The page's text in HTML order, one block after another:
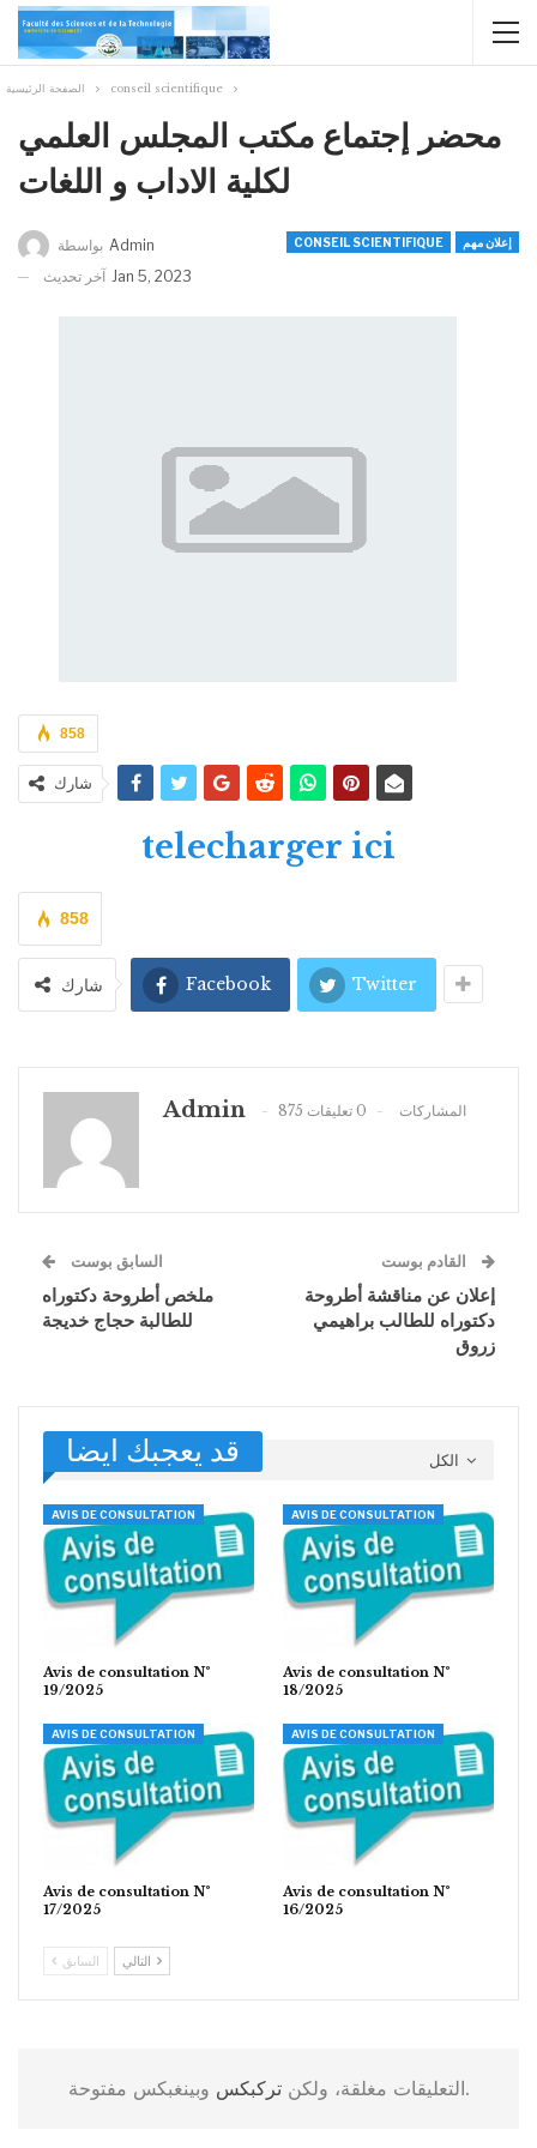
الصفحة الرئيسية conseil scientifique
محضر إجتماع مكتب المجلس العلمي
لكلية الاداب و اللغات
CONSEIL SCIENTIFIQUE إعلان مهم
Admin
Jan 5, 2023
858
شارك
telecharger ici
858
شارك Facebook Twitter
Admin 875 المشاركات 0 تعليقات
السابق بوست
ملخص أطروحة دكتوراه
للطالبة حجاج خديجة
إعلان عن مناقشة أطروحة
دكتوراه للطالب براهيمي
زروق
قد يعجبك ايضا
AVIS DE CONSULTATION
Avis de consultation N°
19/2025
AVIS DE CONSULTATION
Avis de consultation N°
18/2025
AVIS DE CONSULTATION
Avis de consultation N°
17/2025
AVIS DE CONSULTATION
Avis de consultation N°
16/2025
السابق
التعليقات مغلقة، ولكنتركبكس وبينغبكس مفتوحة.